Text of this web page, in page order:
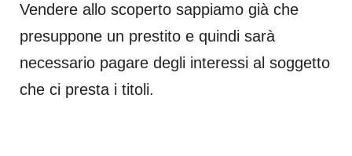
Vendere allo scoperto sappiamo già che
presuppone un prestito e quindi sarà
necessario pagare degli interessi al soggetto
che ci presta i titoli.